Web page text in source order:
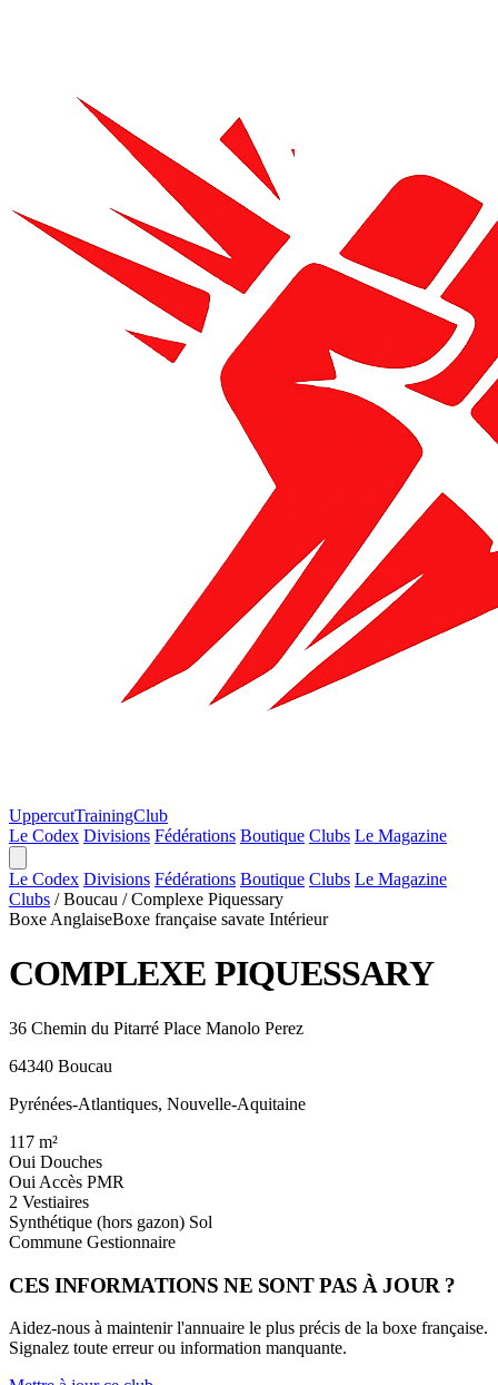
UppercutTrainingClub
Le Codex Divisions Fédérations Boutique Clubs Le Magazine
Le Codex Divisions Fédérations Boutique Clubs Le Magazine
Clubs / Boucau / Complexe Piquessary
Boxe AnglaiseBoxe française savate Intérieur
COMPLEXE PIQUESSARY
36 Chemin du Pitarré Place Manolo Perez
64340 Boucau
Pyrénées-Atlantiques, Nouvelle-Aquitaine
117 m²
Oui Douches
Oui Accès PMR
2 Vestiaires
Synthétique (hors gazon) Sol
Commune Gestionnaire
CES INFORMATIONS NE SONT PAS À JOUR ?
Aidez-nous à maintenir l'annuaire le plus précis de la boxe française.
Signalez toute erreur ou information manquante.